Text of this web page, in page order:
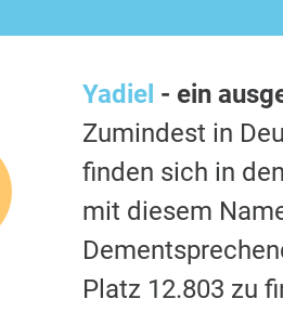
Yadiel - ein
Zumindest in
finden sich in
mit diesem
Platz 12.803 zu